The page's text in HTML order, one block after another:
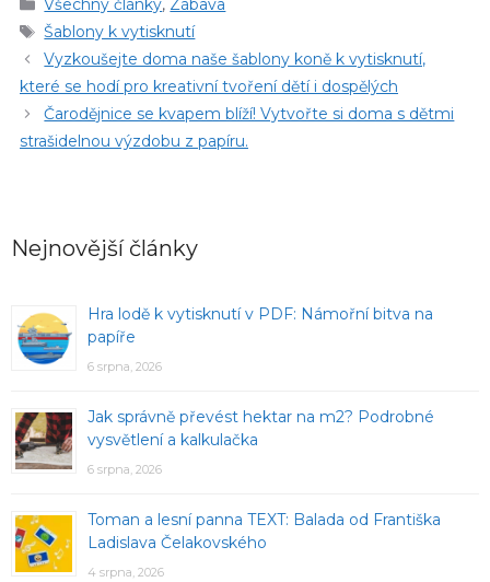
Všechny články, Zábava
Štítky
Šablony k vytisknutí
Vyzkoušejte doma naše šablony koně k vytisknutí,
které se hodí pro kreativní tvoření dětí i dospělých
Čarodějnice se kvapem blíží! Vytvořte si doma s dětmi
strašidelnou výzdobu z papíru.
Nejnovější články
Hra lodě k vytisknutí v PDF: Námořní bitva na
papíře
6 srpna, 2026
Jak správně převést hektar na m2? Podrobné
vysvětlení a kalkulačka
6 srpna, 2026
Toman a lesní panna TEXT: Balada od Františka
Ladislava Čelakovského
4 srpna, 2026